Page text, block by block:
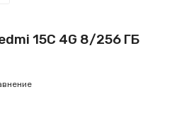
15C 4G 8/256 ГБ